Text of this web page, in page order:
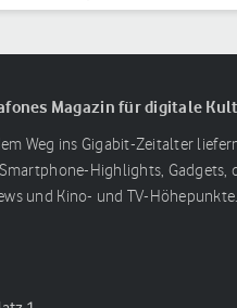
Magazin für digitale
Weg ins Gigabit-Zeitalter
Highlights, Gadgets,
und Kino- und TV-Höhepunkte.